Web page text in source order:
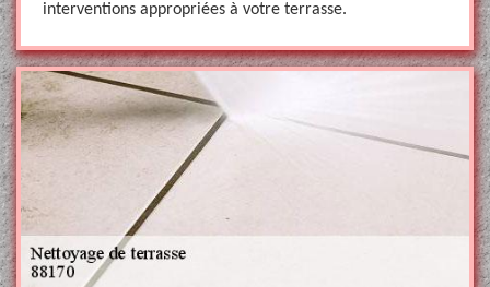
interventions appropriées à votre terrasse.